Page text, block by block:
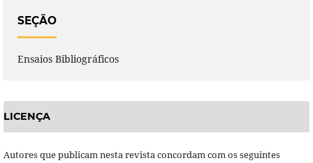
SEÇÃO
Ensaios Bibliográficos
LICENÇA
Autores que publicam nesta revista concordam com os seguintes